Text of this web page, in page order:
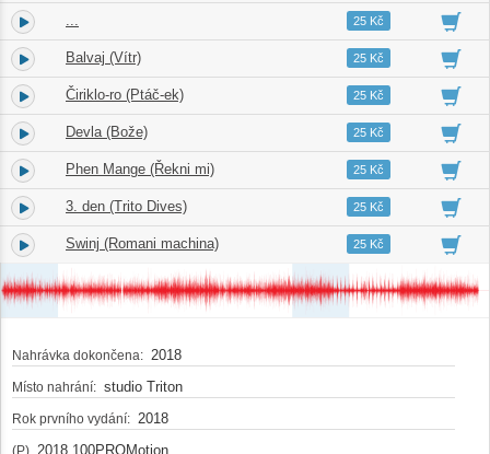
5. 00:0525 Kč
6. Balvaj (Vítr) 03:5425 Kč
7. Čiriklo-ro (Ptáč-ek) 03:3125 Kč
8. Devla (Bože) 04:0725 Kč
9. Phen Mange (Řekni mi) 03:2225 Kč
10. 3. den (Trito Dives) 03:1725 Kč
11. Swinj (Romani machina) 04:1625 Kč
Nahrávka dokončena: 2018
Místo nahrání: studio Triton
Rok prvního vydání: 2018
(P) 2018 100PROMotion